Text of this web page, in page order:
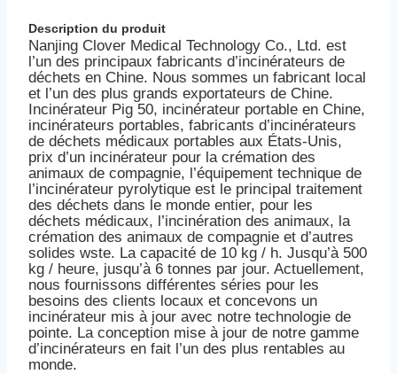
Description du produit
Nanjing Clover Medical Technology Co., Ltd. est
l’un des principaux fabricants d’incinérateurs de
déchets en Chine. Nous sommes un fabricant local
et l’un des plus grands exportateurs de Chine.
Incinérateur Pig 50, incinérateur portable en Chine,
incinérateurs portables, fabricants d’incinérateurs
de déchets médicaux portables aux États-Unis,
prix d’un incinérateur pour la crémation des
animaux de compagnie, l’équipement technique de
l’incinérateur pyrolytique est le principal traitement
des déchets dans le monde entier, pour les
déchets médicaux, l’incinération des animaux, la
crémation des animaux de compagnie et d’autres
solides wste. La capacité de 10 kg / h. Jusqu’à 500
kg / heure, jusqu’à 6 tonnes par jour. Actuellement,
nous fournissons différentes séries pour les
besoins des clients locaux et concevons un
incinérateur mis à jour avec notre technologie de
pointe. La conception mise à jour de notre gamme
d’incinérateurs en fait l’un des plus rentables au
monde.